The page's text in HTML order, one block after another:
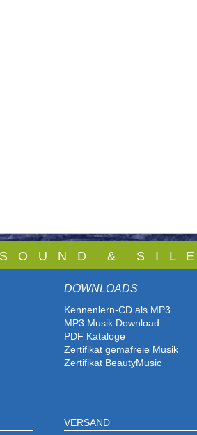
U N D & S I L E
DOWNLOADS
Kennenlern-CD als MP3
MP3 Musik Download
PDF Kataloge
Zertifikat gemafreie Musik
Zertifikat BeautyMusic
VERSAND